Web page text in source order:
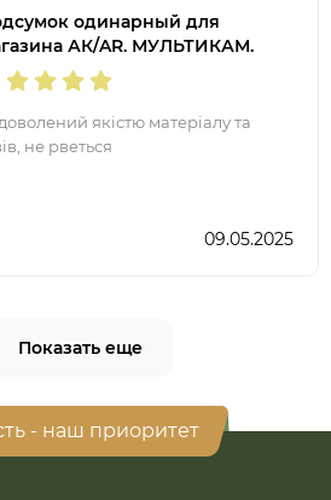
одинарный для
АК/AR. МУЛЬТИКАМ.
якістю матеріалу та
не рветься
09.05.2025
Показать еще
- наш приоритет